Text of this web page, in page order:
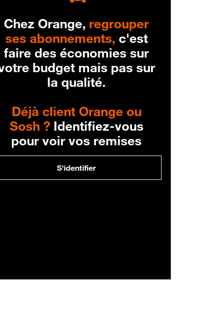
Chez Orange, regrouper
ses abonnements, c'est
faire des économies sur
budget mais pas sur
la qualité.
Déjà client Orange ou
Sosh ?Identifiez-vous
pour voir vos remises
S'identifier